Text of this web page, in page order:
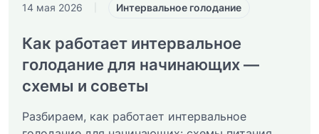
14 мая 2026 Интервальное голодание
Как работает интервальное
голодание для начинающих —
схемы и советы
Разбираем, как работает интервальное